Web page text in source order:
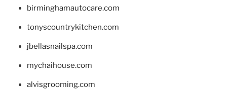
birminghamautocare.com
tonyscountrykitchen.com
jbellasnailspa.com
mychaihouse.com
alvisgrooming.com